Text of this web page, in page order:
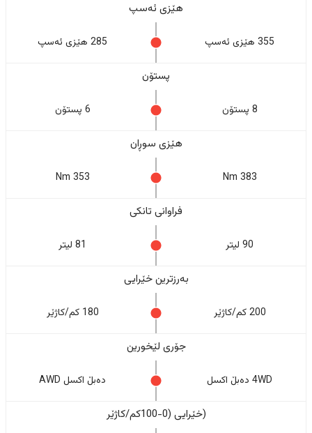
هێزی ئەسپ
355 هێزی ئەسپ 285 هێزی ئەسپ
پستۆن
8 پستۆن 6 پستۆن
هێزی سوڕان
383 Nm
353 Nm
فراوانی تانکی
90 لیتر 81 لیتر
بەرزترین خێرایی
200 کم/کاژێر 180 کم/کاژێر
جۆری لێخورین
4WD دەبڵ اکسل دەبڵ اکسل AWD
(خێرایی (0-100کم/کاژێر